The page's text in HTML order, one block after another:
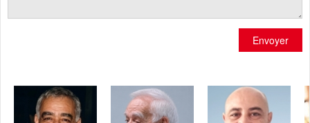
Envoyer